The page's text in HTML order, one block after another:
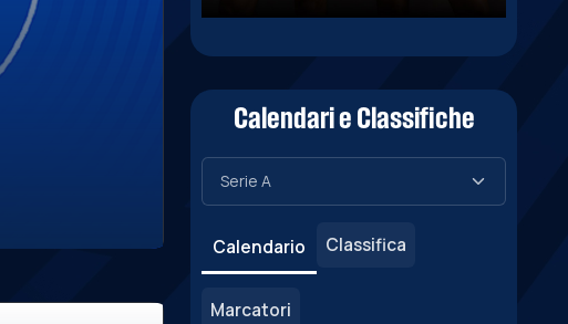
Calendari e Classifiche
Calendario Classifica
Marcatori